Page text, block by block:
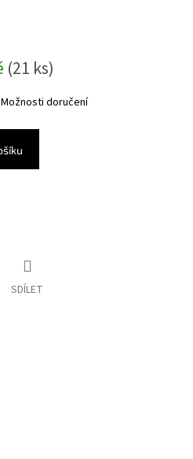
(21 ks)
Možnosti doručení
SDÍLET